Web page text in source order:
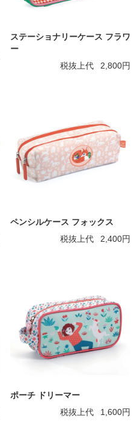
ステーショナリーケース フラワ
ー
税抜上代
2,800円
ペンシルケース フォックス
税抜上代
2,400円
ポーチ ドリーマー
税抜上代
1,600円